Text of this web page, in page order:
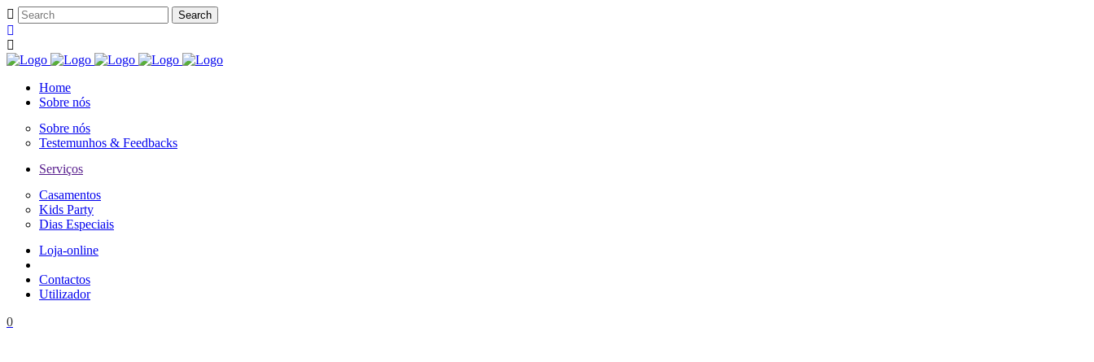
Home
Sobre nós
Sobre nós
Testemunhos & Feedbacks
Serviços
Casamentos
Kids Party
Dias Especiais
Loja-online
Contactos
Utilizador
0